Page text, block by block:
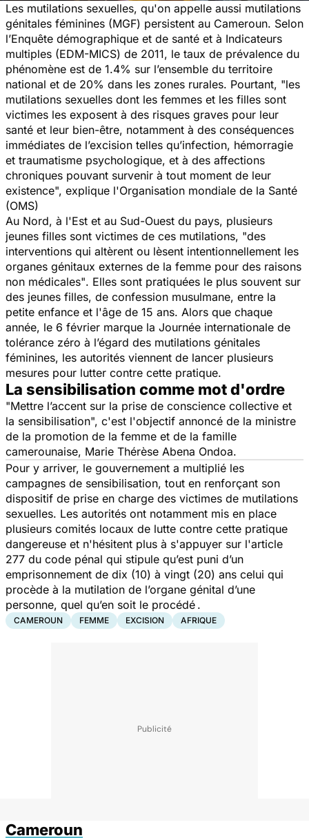
Les mutilations sexuelles, qu'on appelle aussi mutilations
génitales féminines (MGF) persistent au Cameroun. Selon
l’Enquête démographique et de santé et à Indicateurs
multiples (EDM-MICS) de 2011, le taux de prévalence du
phénomène est de 1.4% sur l’ensemble du territoire
national et de 20% dans les zones rurales. Pourtant, "les
mutilations sexuelles dont les femmes et les filles sont
victimes les exposent à des risques graves pour leur
santé et leur bien-être, notamment à des conséquences
immédiates de l’excision telles qu’infection, hémorragie
et traumatisme psychologique, et à des affections
chroniques pouvant survenir à tout moment de leur
existence", explique l'Organisation mondiale de la Santé
(OMS)
Au Nord, à l'Est et au Sud-Ouest du pays, plusieurs
jeunes filles sont victimes de ces mutilations, "des
interventions qui altèrent ou lèsent intentionnellement les
organes génitaux externes de la femme pour des raisons
non médicales". Elles sont pratiquées le plus souvent sur
des jeunes filles, de confession musulmane, entre la
petite enfance et l'âge de 15 ans. Alors que chaque
année, le 6 février marque la Journée internationale de
tolérance zéro à l’égard des mutilations génitales
féminines, les autorités viennent de lancer plusieurs
mesures pour lutter contre cette pratique.
La sensibilisation comme mot d'ordre
"Mettre l’accent sur la prise de conscience collective et
la sensibilisation", c'est l'objectif annoncé de la ministre
de la promotion de la femme et de la famille
camerounaise, Marie Thérèse Abena Ondoa.
Pour y arriver, le gouvernement a multiplié les
campagnes de sensibilisation, tout en renforçant son
dispositif de prise en charge des victimes de mutilations
sexuelles. Les autorités ont notamment mis en place
plusieurs comités locaux de lutte contre cette pratique
dangereuse et n'hésitent plus à s'appuyer sur l'article
277 du code pénal qui stipule qu’est puni d’un
emprisonnement de dix (10) à vingt (20) ans celui qui
procède à la mutilation de l’organe génital d’une
personne, quel qu’en soit le procédé .
CAMEROUN FEMME EXCISION AFRIQUE
Cameroun